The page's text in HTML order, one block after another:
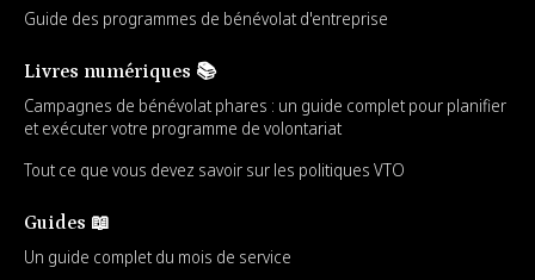
Guide des programmes de bénévolat d'entreprise
Livres numériques 📚
Campagnes de bénévolat phares : un guide complet pour planifier
et exécuter votre programme de volontariat
Tout ce que vous devez savoir sur les politiques VTO
Guides 📖
Un guide complet du mois de service